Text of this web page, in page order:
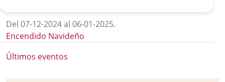
Del 07-12-2024 al 06-01-2025.
Encendido Navideño
Últimos eventos